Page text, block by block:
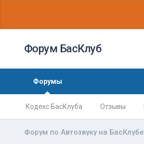
Форум БасКлуб
Форумы
Кодекс БасКлуба Отзывы
Форум по Автозвуку на БасКлубе